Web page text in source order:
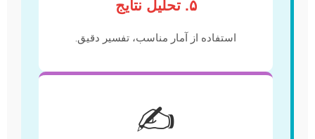
۵. تحلیل نتایج
استفاده از آمار مناسب، تفسیر دقیق.
✍️